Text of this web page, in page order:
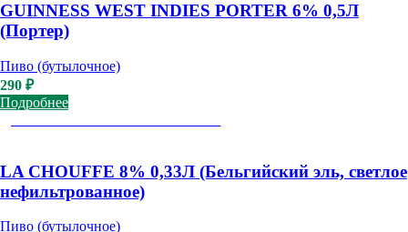
GUINNESS WEST INDIES PORTER 6% 0,5Л
(Портер)
Пиво (бутылочное)
290 ₽
Подробнее
LA CHOUFFE 8% 0,33Л (Бельгийский эль, светлое
нефильтрованное)
Пиво (бутылочное)